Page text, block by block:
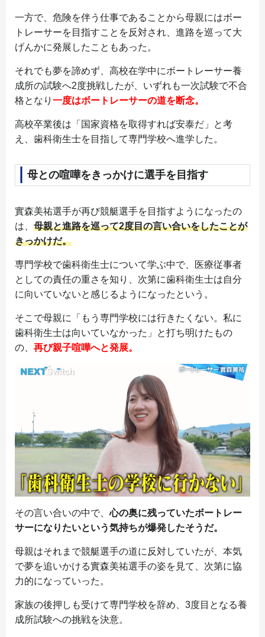
一方で、危険を伴う仕事であることから母親にはボー
トレーサーを目指すことを反対され、進路を巡って大
げんかに発展したこともあった。
それでも夢を諦めず、高校在学中にボートレーサー養
成所の試験へ2度挑戦したが、いずれも一次試験で不合
格となり 一度はボートレーサーの道を断念。
高校卒業後は「国家資格を取得すれば安泰だ」と考
え、歯科衛生士を目指して専門学校へ進学した。
母との喧嘩をきっかけに選手を目指す
實森美祐選手が再び競艇選手を目指すようになったの
は、 母親と進路を巡って2度目の言い合いをしたことが
きっかけだ。
専門学校で歯科衛生士について学ぶ中で、医療従事者
としての責任の重さを知り、次第に歯科衛生士は自分
に向いていないと感じるようになったという。
そこで母親に「もう専門学校には行きたくない。私に
歯科衛生士は向いていなかった」と打ち明けたもの
の、 再び親子喧嘩へと発展。
その言い合いの中で、心の奥に残っていたボートレー
サーになりたいという気持ちが爆発したそうだ。
母親はそれまで競艇選手の道に反対していたが、本気
で夢を追いかける實森美祐選手の姿を見て、次第に協
力的になっていった。
家族の後押しも受けて専門学校を辞め、3度目となる養
成所試験への挑戦を決意。